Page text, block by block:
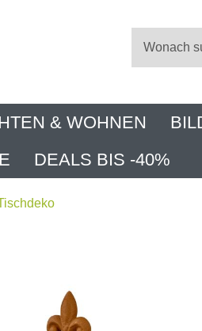
& WOHNEN
DEALS BIS -40%